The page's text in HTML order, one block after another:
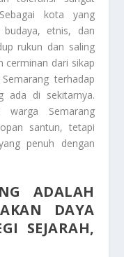
kota yang
etnis, dan
rukun dan saling
cerminan dari sikap
terhadap
ada di sekitarnya.
warga Semarang
santun, tetapi
penuh dengan
ADALAH
DAYA
SEJARAH,